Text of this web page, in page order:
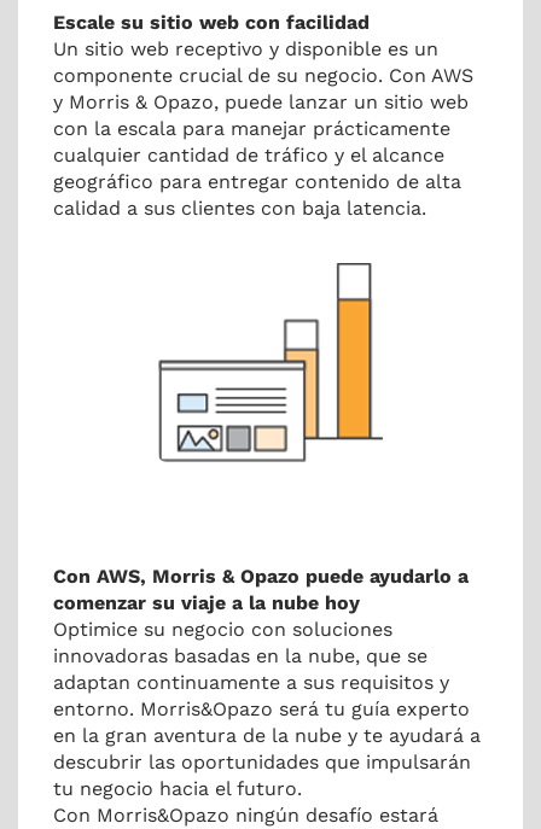
Escale su sitio web con facilidad
Un sitio web receptivo y disponible es un
componente crucial de su negocio. Con AWS
y Morris & Opazo, puede lanzar un sitio web
con la escala para manejar prácticamente
cualquier cantidad de tráfico y el alcance
geográfico para entregar contenido de alta
calidad a sus clientes con baja latencia.
Con AWS, Morris & Opazo puede ayudarlo a
comenzar su viaje a la nube hoy
Optimice su negocio con soluciones
innovadoras basadas en la nube, que se
adaptan continuamente a sus requisitos y
entorno. Morris&Opazo será tu guía experto
en la gran aventura de la nube y te ayudará a
descubrir las oportunidades que impulsarán
tu negocio hacia el futuro.
Con Morris&Opazo ningún desafío estará